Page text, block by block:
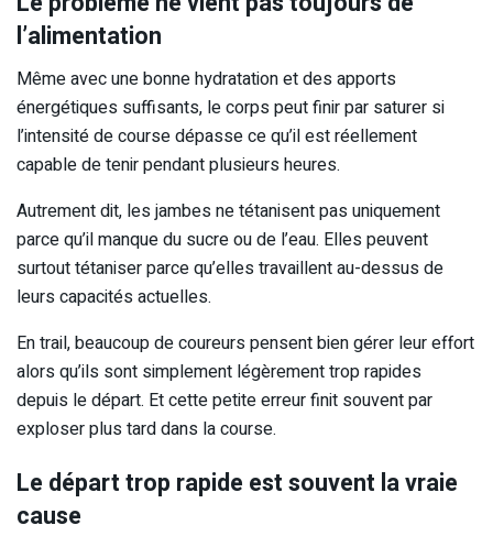
l’alimentation
Même avec une bonne hydratation et des apports
énergétiques suffisants, le corps peut finir par saturer si
l’intensité de course dépasse ce qu’il est réellement
capable de tenir pendant plusieurs heures.
Autrement dit, les jambes ne tétanisent pas uniquement
parce qu’il manque du sucre ou de l’eau. Elles peuvent
surtout tétaniser parce qu’elles travaillent au-dessus de
leurs capacités actuelles.
En trail, beaucoup de coureurs pensent bien gérer leur effort
alors qu’ils sont simplement légèrement trop rapides
depuis le départ. Et cette petite erreur finit souvent par
exploser plus tard dans la course.
Le départ trop rapide est souvent la vraie
cause